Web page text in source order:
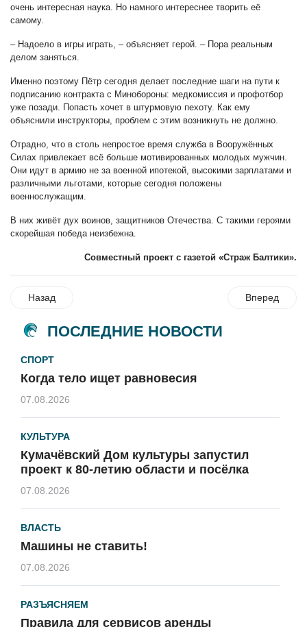
очень интересная наука. Но намного интереснее творить её
самому.
– Надоело в игры играть, – объясняет герой. – Пора реальным
делом заняться.
Именно поэтому Пётр сегодня делает последние шаги на пути к
подписанию контракта с Минобороны: медкомиссия и профотбор
уже позади. Попасть хочет в штурмовую пехоту. Как ему
объяснили инструкторы, проблем с этим возникнуть не должно.
Отрадно, что в столь непростое время служба в Вооружённых
Силах привлекает всё больше мотивированных молодых мужчин.
Они идут в армию не за военной ипотекой, высокими зарплатами и
различными льготами, которые сегодня положены
военнослужащим.
В них живёт дух воинов, защитников Отечества. С такими героями
скорейшая победа неизбежна.
Совместный проект с газетой «Страж Балтики».
Назад Вперед
ПОСЛЕДНИЕ НОВОСТИ
СПОРТ
Когда тело ищет равновесия
07.08.2026
КУЛЬТУРА
Кумачёвский Дом культуры запустил
проект к 80-летию области и посёлка
07.08.2026
ВЛАСТЬ
Машины не ставить!
07.08.2026
РАЗЪЯСНЯЕМ
Правила для сервисов аренды